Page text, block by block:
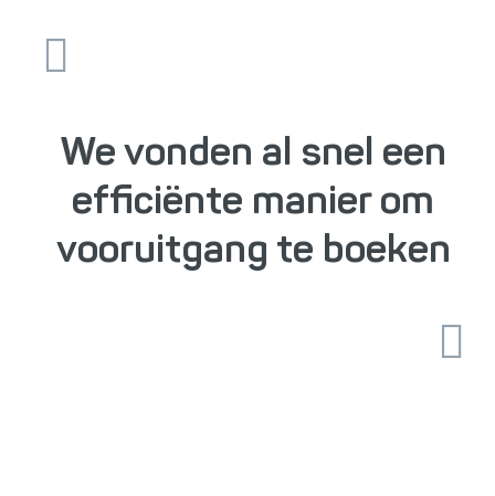
We vonden al snel een
efficiënte manier om
vooruitgang te boeken